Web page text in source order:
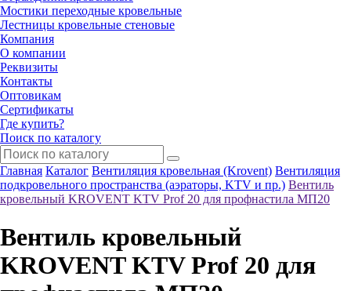
Мостики переходные кровельные
Лестницы кровельные стеновые
Компания
О компании
Реквизиты
Контакты
Оптовикам
Сертификаты
Где купить?
Поиск по каталогу
Главная Каталог Вентиляция кровельная (Krovent) Вентиляция
подкровельного пространства (аэраторы, KTV и пр.) Вентиль
кровельный KROVENT KTV Prof 20 для профнастила МП20
Вентиль кровельный
KROVENT KTV Prof 20 для